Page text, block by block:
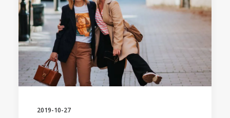
2019-10-27